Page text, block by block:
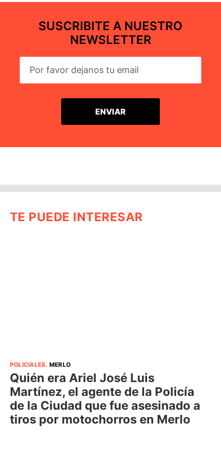
SUSCRIBITE A NUESTRO
NEWSLETTER
TE PUEDE INTERESAR
POLICIALES. MERLO
Quién era Ariel José Luis
Martínez, el agente de la Policía
de la Ciudad que fue asesinado a
tiros por motochorros en Merlo